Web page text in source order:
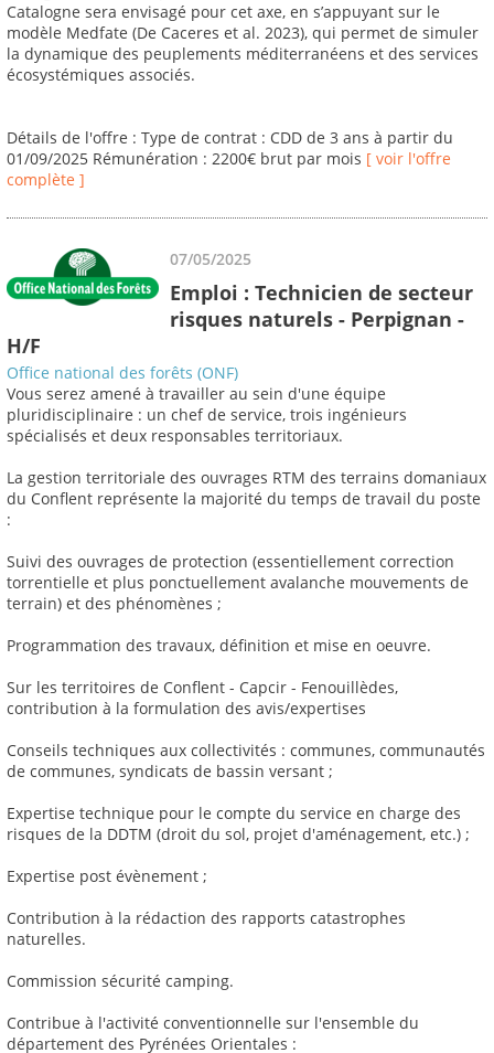
Catalogne sera envisagé pour cet axe, en s’appuyant sur le
modèle Medfate (De Caceres et al. 2023), qui permet de simuler
la dynamique des peuplements méditerranéens et des services
écosystémiques associés.
Détails de l'offre : Type de contrat : CDD de 3 ans à partir du
01/09/2025 Rémunération : 2200€ brut par mois [ voir l'offre
complète ]
07/05/2025
Emploi : Technicien de secteur
risques naturels - Perpignan -
H/F
Office national des forêts (ONF)
Vous serez amené à travailler au sein d'une équipe
pluridisciplinaire : un chef de service, trois ingénieurs
spécialisés et deux responsables territoriaux.
La gestion territoriale des ouvrages RTM des terrains domaniaux
du Conflent représente la majorité du temps de travail du poste
:
Suivi des ouvrages de protection (essentiellement correction
torrentielle et plus ponctuellement avalanche mouvements de
terrain) et des phénomènes ;
Programmation des travaux, définition et mise en oeuvre.
Sur les territoires de Conflent - Capcir - Fenouillèdes,
contribution à la formulation des avis/expertises
Conseils techniques aux collectivités : communes, communautés
de communes, syndicats de bassin versant ;
Expertise technique pour le compte du service en charge des
risques de la DDTM (droit du sol, projet d'aménagement, etc.) ;
Expertise post évènement ;
Contribution à la rédaction des rapports catastrophes
naturelles.
Commission sécurité camping.
Contribue à l'activité conventionnelle sur l'ensemble du
département des Pyrénées Orientales :